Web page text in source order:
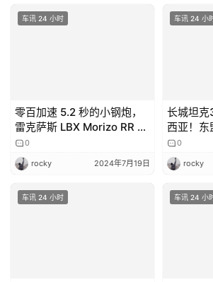
车讯 24 小时
零百加速 5.2 秒的小钢炮，
雷克萨斯 LBX Morizo RR 量
产版发布
0
rocky 2024年7月19日
车讯 24 小
长城坦
西亚！东
将开启
0
rocky
车讯 24 小时 车讯 24 小